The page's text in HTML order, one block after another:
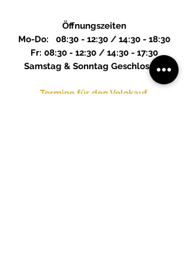
Öffnungszeiten
Mo-Do: 08:30 - 12:30 / 14:30 - 18:30
Fr: 08:30 - 12:30 / 14:30 - 17:30
Samstag & Sonntag Geschlossen
Termine für den Velokauf,